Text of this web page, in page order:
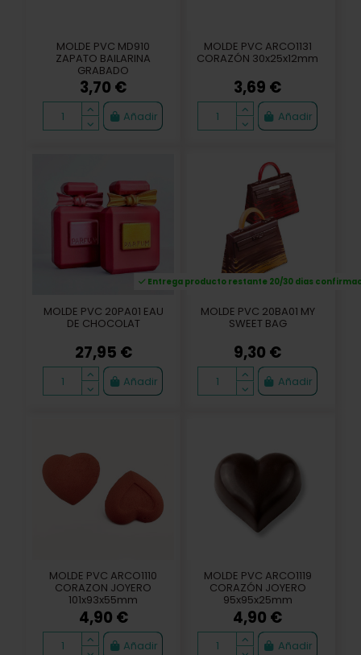
MOLDE PVC MD910
ZAPATO BAILARINA
GRABADO
3,70 €
Añadir
MOLDE PVC ARCO1131
CORAZÓN 30x25x12mm
3,69 €
Añadir
MOLDE PVC 20PA01 EAU
DE CHOCOLAT
27,95 €
Añadir
Entrega producto restante 20/30 dias
MOLDE PVC 20BA01 MY
SWEET BAG
9,30 €
Añadir
MOLDE PVC ARCO1110
CORAZON JOYERO
101x93x55mm
4,90 €
Añadir
MOLDE PVC ARCO1119
CORAZÓN JOYERO
95x95x25mm
4,90 €
Añadir